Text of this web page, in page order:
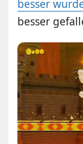
besser
besser